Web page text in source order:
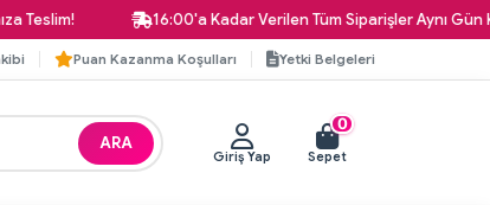
16:00'a Kadar Verilen Tüm Siparişler Aynı Gün
Puan Kazanma Koşulları Yetki Belgeleri
ARA
Giriş Yap
0
Sepet